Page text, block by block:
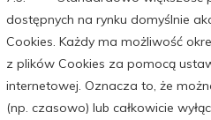
dostępnych na rynku domyślnie
Cookies. Każdy ma możliwość
z plików Cookies za pomocą
internetowej. Oznacza to, że
(np. czasowo) lub całkowicie